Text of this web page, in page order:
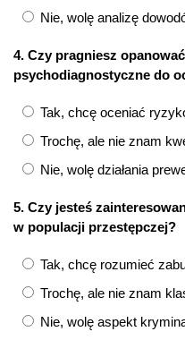
Nie, wolę analizę
4. Czy pragniesz
psychodiagnostyczne do
Tak, chcę oceniać
Trochę, ale nie znam
Nie, wolę działania
5. Czy jesteś
w populacji przestępczej?
Tak, chcę rozumieć
Trochę, ale nie znam
Nie, wolę aspekt